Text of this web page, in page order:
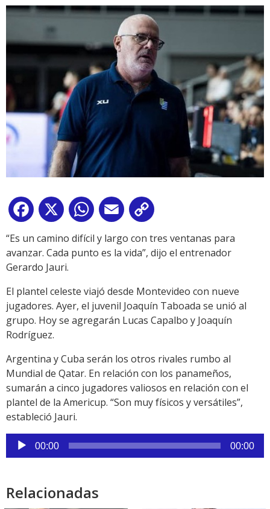
Facebook
X WhatsApp
Email
Link
“Es un camino difícil y largo con tres ventanas para
avanzar. Cada punto es la vida”, dijo el entrenador
Gerardo Jauri.
El plantel celeste viajó desde Montevideo con nueve
jugadores. Ayer, el juvenil Joaquín Taboada se unió al
grupo. Hoy se agregarán Lucas Capalbo y Joaquín
Rodríguez.
Argentina y Cuba serán los otros rivales rumbo al
Mundial de Qatar. En relación con los panameños,
sumarán a cinco jugadores valiosos en relación con el
plantel de la Americup. “Son muy físicos y versátiles”,
estableció Jauri.
Reproductor
de
00:00 00:00
Relacionadas